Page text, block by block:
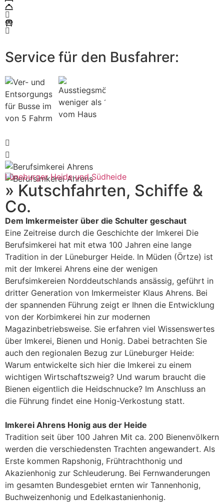
Lüneburger Heide und Südheide
» Kutschfahrten, Schiffe &
Co.
Dem Imkermeister über die Schulter geschaut
Eine Zeitreise durch die Geschichte der Imkerei Die
Berufsimkerei hat mit etwa 100 Jahren eine lange
Tradition in der Lüneburger Heide. In Müden (Örtze) ist
mit der Imkerei Ahrens eine der wenigen
Berufsimkereien Norddeutschlands ansässig, geführt in
dritter Generation von Imkermeister Klaus Ahrens. Bei
der spannenden Führung zeigt er Ihnen die Entwicklung
von der Korbimkerei hin zur modernen
Magazinbetriebsweise. Sie erfahren viel Wissenswertes
über Imkerei, Bienen und Honig. Dabei betrachten Sie
auch den regionalen Bezug zur Lüneburger Heide:
Warum entwickelte sich hier die Imkerei zu einem
wichtigen Wirtschaftszweig? Und warum braucht die
Bienen eigentlich die Heidschnucke? Im Anschluss an
die Führung findet eine Honig-Verkostung statt.
Imkerei Ahrens Honig aus der Heide
Tradition seit über 100 Jahren Mit ca. 200 Bienenvölkern
werden die verschiedensten Trachten angewandert. Als
Erste kommen Rapshonig, Frühtrachthonig und
Akazienhonig zur Schleuderung. Bei Fernwanderungen
im gesamten Bundesgebiet ernten wir Tannenhonig,
Buchweizenhonig und Edelkastanienhonig.
Service für den Busfahrer: